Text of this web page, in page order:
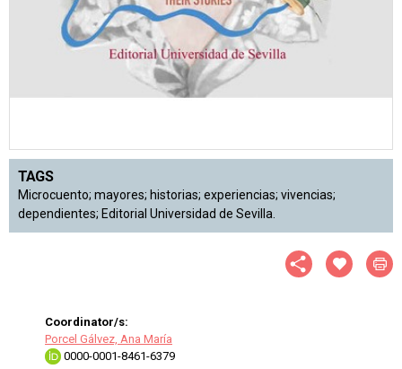
TAGS
Microcuento; mayores; historias; experiencias; vivencias;
dependientes; Editorial Universidad de Sevilla.
Coordinator/s:
Porcel Gálvez, Ana María
0000-0001-8461-6379